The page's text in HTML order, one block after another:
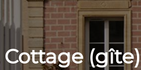
Cottage (gîte)